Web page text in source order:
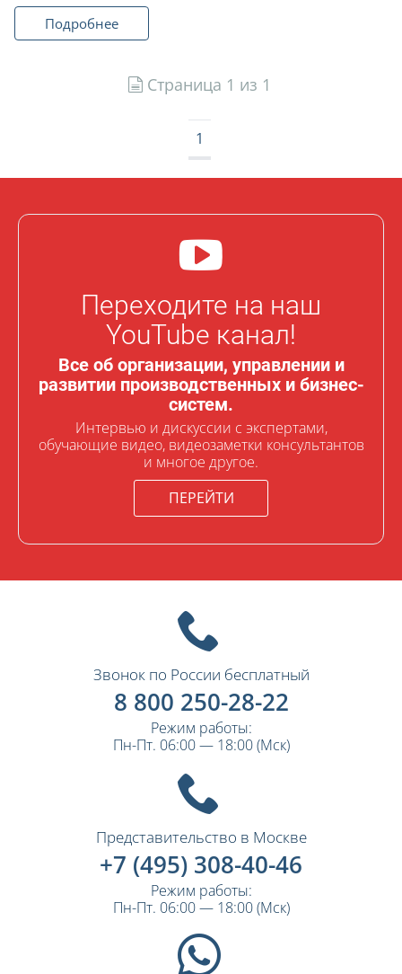
Подробнее
Страница 1 из 1
1
Переходите на наш
YouTube канал!
Все об организации, управлении и
развитии производственных и бизнес-
систем.
Интервью и дискуссии с экспертами,
обучающие видео, видеозаметки консультантов
и многое другое.
ПЕРЕЙТИ
Звонок по России бесплатный
8 800 250-28-22
Режим работы:
Пн-Пт. 06:00 — 18:00 (Мск)
Представительство в Москве
+7 (495) 308-40-46
Режим работы:
Пн-Пт. 06:00 — 18:00 (Мск)